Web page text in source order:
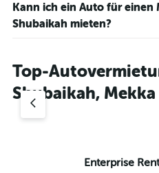
Kann ich ein Auto für einen
Shubaikah mieten?
Top-
Shubaikah, Mekka
Enterprise